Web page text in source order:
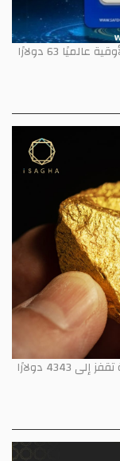
استقرار أسعار الفضة في مصر عند 101 جنيه.. والأوقية عالميًا 63 دولارًا
الذهب في مصر يستقر عند 6125 جنيهًا.. والأوقية تقفز إلى 4343 دولارًا